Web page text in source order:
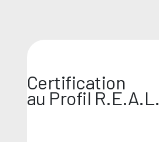
Certification
au Profil R.E.A.L.